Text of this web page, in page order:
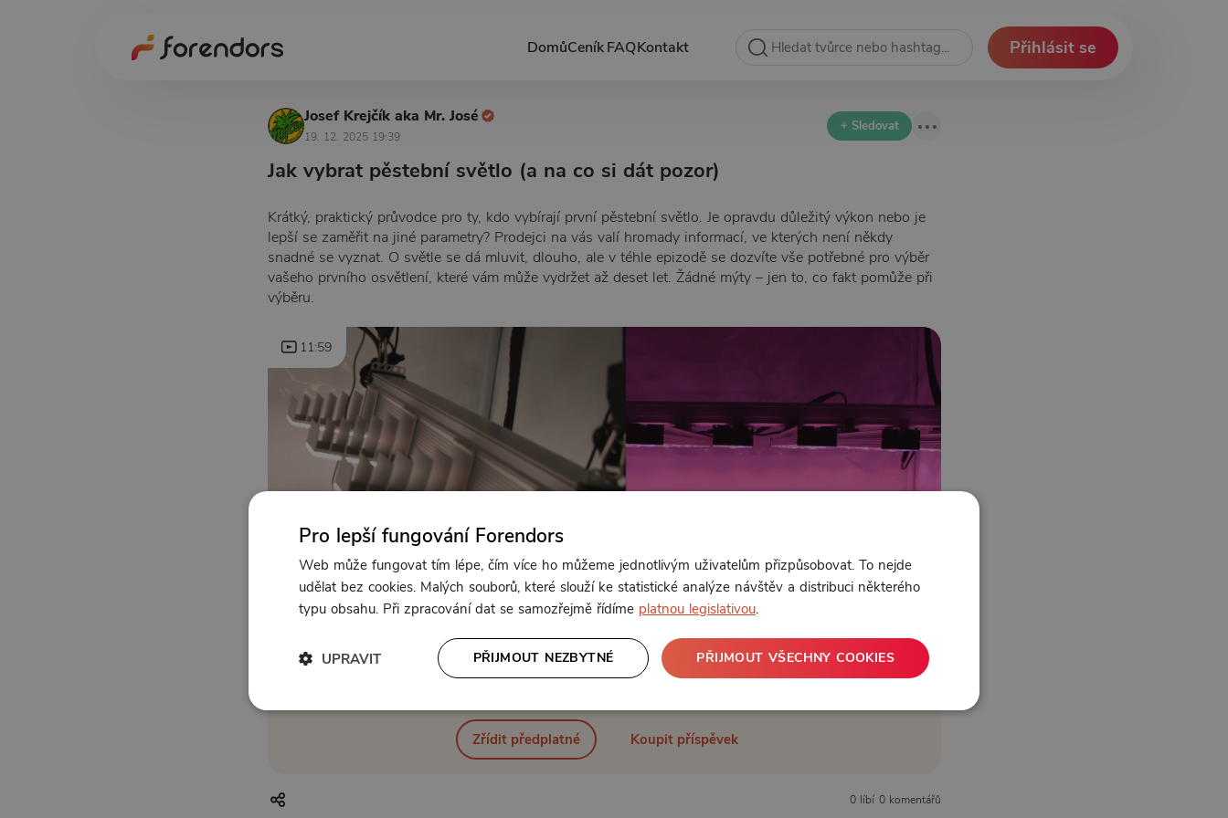
DomůCeníkFAQKontakt Přihlásit se
Josef Krejčík aka Mr. José
19. 12. 2025 19:39
+ Sledovat
Jak vybrat pěstební světlo (a na co si dát pozor)
Krátký, praktický průvodce pro ty, kdo vybírají první pěstební světlo. Je opravdu důležitý výkon nebo je
lepší se zaměřit na jiné parametry? Prodejci na vás valí hromady informací, ve kterých není někdy
snadné se vyznat. O světle se dá mluvit, dlouho, ale v téhle epizodě se dozvíte vše potřebné pro výběr
vašeho prvního osvětlení, které vám může vydržet až deset let. Žádné mýty – jen to, co fakt pomůže při
výběru.
11:59
Od 119 Kč měsíčně nebo 39 Kč jednorázově
Zřídit předplatné Koupit příspěvek
0 líbí 0 komentářů
Pro lepší fungování Forendors
Web může fungovat tím lépe, čím více ho můžeme jednotlivým uživatelům přizpůsobovat. To nejde
udělat bez cookies. Malých souborů, které slouží ke statistické analýze návštěv a distribuci některého
typu obsahu. Při zpracování dat se samozřejmě řídíme platnou legislativou.
PŘIJMOUT VŠECHNY COOKIES
PŘIJMOUT NEZBYTNÉ
UPRAVIT